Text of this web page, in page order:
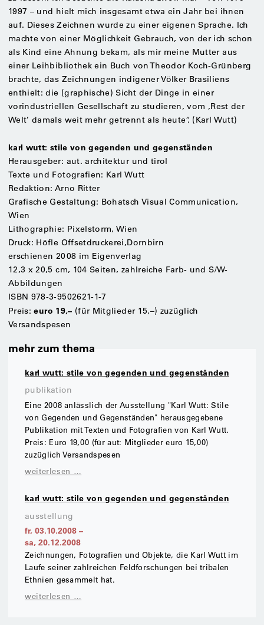
1997 – und hielt mich insgesamt etwa ein Jahr bei ihnen
auf. Dieses Zeichnen wurde zu einer eigenen Sprache. Ich
machte von einer Möglichkeit Gebrauch, von der ich schon
als Kind eine Ahnung bekam, als mir meine Mutter aus
einer Leihbibliothek ein Buch von Theodor Koch-Grünberg
brachte, das Zeichnungen indigener Völker Brasiliens
enthielt: die (graphische) Sicht der Dinge in einer
vorindustriellen Gesellschaft zu studieren, vom ,Rest der
Welt’ damals weit mehr getrennt als heute“. (Karl Wutt)
karl wutt: stile von gegenden und gegenständen
Herausgeber: aut. architektur und tirol
Texte und Fotografien: Karl Wutt
Redaktion: Arno Ritter
Grafische Gestaltung: Bohatsch Visual Communication,
Wien
Lithographie: Pixelstorm, Wien
Druck: Höfle Offsetdruckerei,Dornbirn
erschienen 2008 im Eigenverlag
12,3 x 20,5 cm, 104 Seiten, zahlreiche Farb- und S/W-
Abbildungen
ISBN 978-3-9502621-1-7
Preis:euro 19,– (für Mitglieder 15,–) zuzüglich
Versandspesen
mehr zum thema
karl wutt: stile von gegenden und gegenständen
publikation
Eine 2008 anlässlich der Ausstellung "Karl Wutt: Stile
von Gegenden und Gegenständen" herausgegebene
Publikation mit Texten und Fotografien von Karl Wutt.
Preis: Euro 19,00 (für aut: Mitglieder euro 15,00)
zuzüglich Versandspesen
weiterlesen …
karl wutt: stile von gegenden und gegenständen
ausstellung
fr, 03.10.2008 –
sa, 20.12.2008
Zeichnungen, Fotografien und Objekte, die Karl Wutt im
Laufe seiner zahlreichen Feldforschungen bei tribalen
Ethnien gesammelt hat.
weiterlesen …